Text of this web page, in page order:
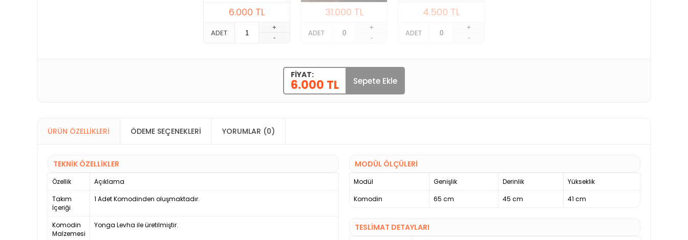
6.000 TL
ADET
+
-
31.000 TL
ADET
+
-
4.500 TL
ADET
+
-
FIYAT:
6.000 TL Sepete Ekle
ÜRÜN ÖZELLIKLERI ÖDEME SEÇENEKLERI YORUMLAR (0)
TEKNİK ÖZELLİKLER
Özellik
Açıklama
Takım
İçeriği
1 Adet Komodinden oluşmaktadır.
Komodin
Malzemesi
Yonga Levha ile üretilmiştir.
MODÜL ÖLÇÜLERİ
Modül Genişlik Derinlik
Yükseklik
Komodin
65 cm 45 cm 41 cm
TESLİMAT DETAYLARI